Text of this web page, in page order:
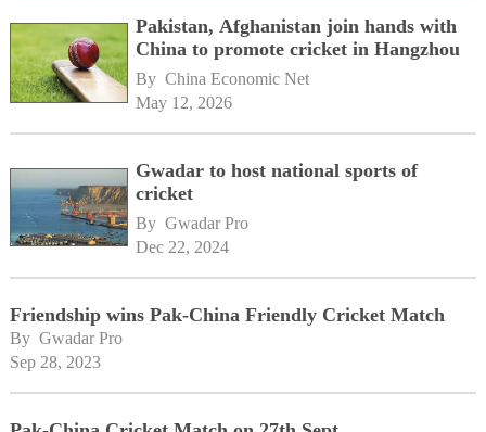
Pakistan, Afghanistan join hands with
China to promote cricket in Hangzhou
By China Economic Net
May 12, 2026
Gwadar to host national sports of
cricket
By Gwadar Pro
Dec 22, 2024
Friendship wins Pak-China Friendly Cricket Match
By Gwadar Pro
Sep 28, 2023